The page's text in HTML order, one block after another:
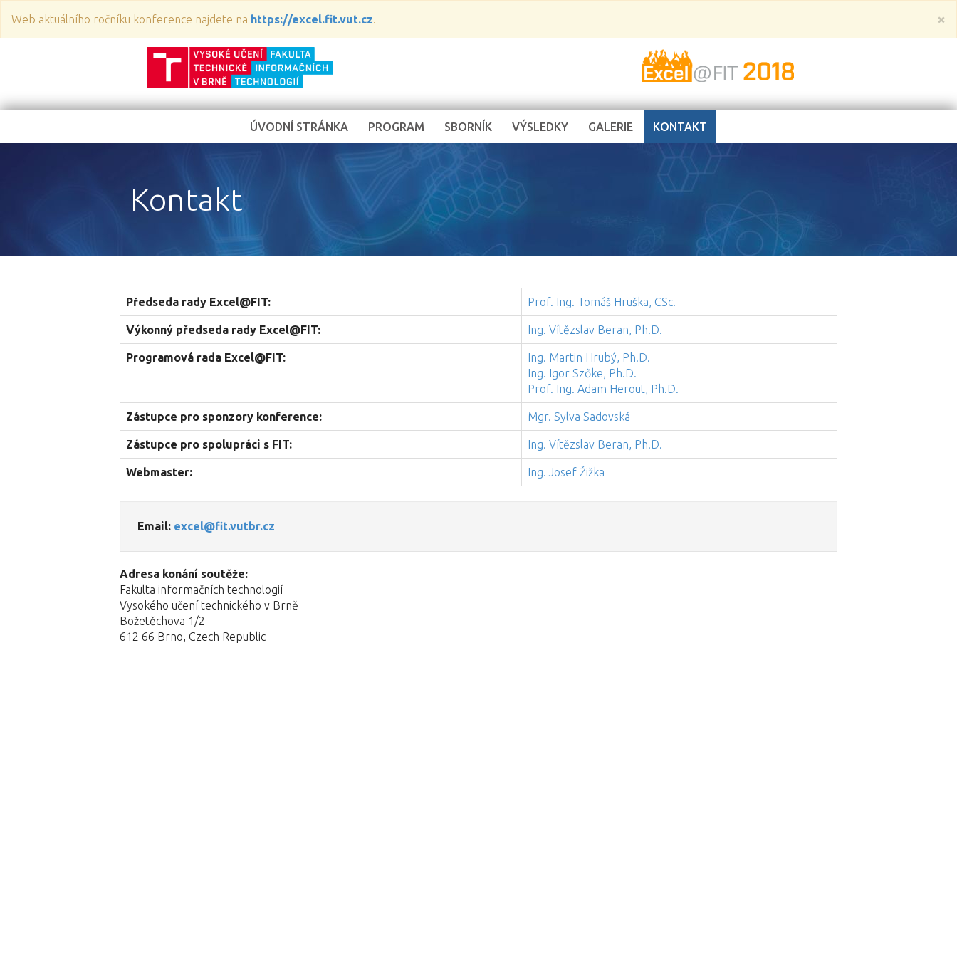
×
Web aktuálního ročníku konference najdete na https://excel.fit.vut.cz.
ÚVODNÍ STRÁNKA PROGRAM SBORNÍK VÝSLEDKY GALERIE KONTAKT
Kontakt
Předseda rady Excel@FIT: Prof. Ing. Tomáš Hruška, CSc.
Výkonný předseda rady Excel@FIT: Ing. Vítězslav Beran, Ph.D.
Programová rada Excel@FIT:
Ing. Martin Hrubý, Ph.D.
Ing. Igor Szőke, Ph.D.
Prof. Ing. Adam Herout, Ph.D.
Zástupce pro sponzory konference: Mgr. Sylva Sadovská
Zástupce pro spolupráci s FIT: Ing. Vítězslav Beran, Ph.D.
Webmaster: Ing. Josef Žižka
Email: excel@fit.vutbr.cz
Adresa konání soutěže:
Fakulta informačních technologií
Vysokého učení technického v Brně
Božetěchova 1/2
612 66 Brno, Czech Republic